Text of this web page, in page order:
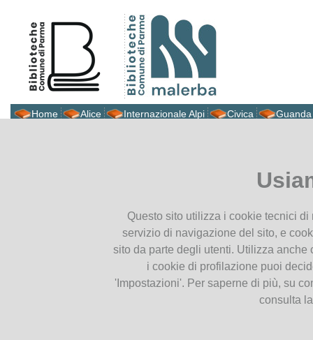
Home Alice Internazionale Alpi Civica Guanda
I 100 migliori libri degli
Questo sito utilizza i cookie tecnici
servizio di navigazione del sito, e
sito da parte degli utenti. Utilizza
i cookie di profilazione puoi
'Impostazioni'. Per saperne di più, su
consulta